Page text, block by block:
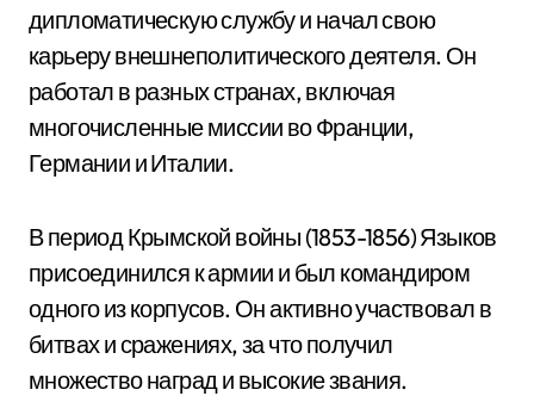
дипломатическую службу и начал свою
карьеру внешнеполитического деятеля. Он
работал в разных странах, включая
многочисленные миссии во Франции,
Германии и Италии.
В период Крымской войны (1853-1856) Языков
присоединился к армии и был командиром
одного из корпусов. Он активно участвовал в
битвах и сражениях, за что получил
множество наград и высокие звания.